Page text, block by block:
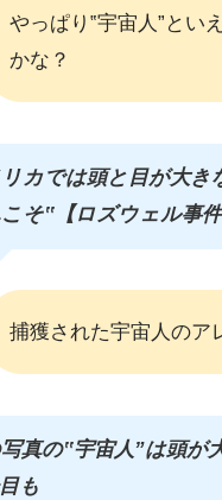
やっぱり‟宇宙人”とい
かな？
カでは頭と目が大
そ‟【ロズウェル事
捕獲された宇宙人のア
真の‟宇宙人”は頭が
も